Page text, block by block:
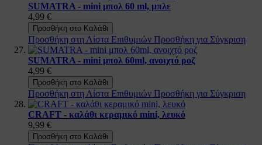
SUMATRA - mini μπολ 60 ml, μπλε
4,99 €
Προσθήκη στο Καλάθι
Προσθήκη στη Λίστα Επιθυμιών Προσθήκη για Σύγκριση
SUMATRA - mini μπολ 60ml, ανοιχτό ροζ
4,99 €
Προσθήκη στο Καλάθι
Προσθήκη στη Λίστα Επιθυμιών Προσθήκη για Σύγκριση
CRAFT - καλάθι κεραμικό mini, λευκό
9,99 €
Προσθήκη στο Καλάθι